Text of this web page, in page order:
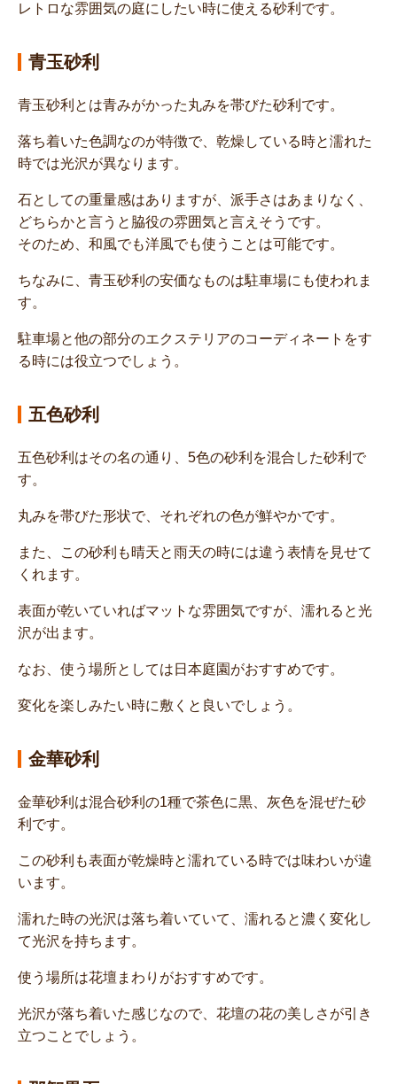
レトロな雰囲気の庭にしたい時に使える砂利です。
青玉砂利
青玉砂利とは青みがかった丸みを帯びた砂利です。
落ち着いた色調なのが特徴で、乾燥している時と濡れた
時では光沢が異なります。
石としての重量感はありますが、派手さはあまりなく、
どちらかと言うと脇役の雰囲気と言えそうです。
そのため、和風でも洋風でも使うことは可能です。
ちなみに、青玉砂利の安価なものは駐車場にも使われま
す。
駐車場と他の部分のエクステリアのコーディネートをす
る時には役立つでしょう。
五色砂利
五色砂利はその名の通り、5色の砂利を混合した砂利で
す。
丸みを帯びた形状で、それぞれの色が鮮やかです。
また、この砂利も晴天と雨天の時には違う表情を見せて
くれます。
表面が乾いていればマットな雰囲気ですが、濡れると光
沢が出ます。
なお、使う場所としては日本庭園がおすすめです。
変化を楽しみたい時に敷くと良いでしょう。
金華砂利
金華砂利は混合砂利の1種で茶色に黒、灰色を混ぜた砂
利です。
この砂利も表面が乾燥時と濡れている時では味わいが違
います。
濡れた時の光沢は落ち着いていて、濡れると濃く変化し
て光沢を持ちます。
使う場所は花壇まわりがおすすめです。
光沢が落ち着いた感じなので、花壇の花の美しさが引き
立つことでしょう。